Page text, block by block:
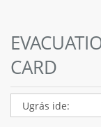
CARD